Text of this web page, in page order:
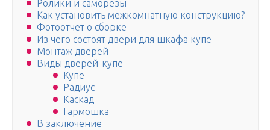
Ролики и саморезы
Как установить межкомнатную конструкцию?
Фотоотчет о сборке
Из чего состоят двери для шкафа купе
Монтаж дверей
Виды дверей-купе
Купе
Радиус
Каскад
Гармошка
В заключение